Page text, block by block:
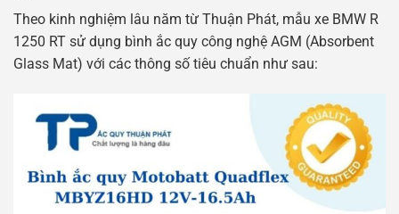
Theo kinh nghiệm lâu năm từ Thuận Phát, mẫu xe BMW R
1250 RT sử dụng bình ắc quy công nghệ AGM (Absorbent
Glass Mat) với các thông số tiêu chuẩn như sau: